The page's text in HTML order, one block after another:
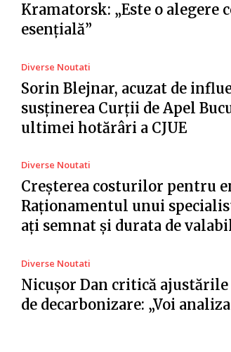
Kramatorsk: „Este o alegere
esențială”
Diverse Noutati
Sorin Blejnar, acuzat de
susținerea Curții de Apel
ultimei hotărâri a CJUE
Diverse Noutati
Creșterea costurilor pentru
Raționamentul unui
ați semnat și durata de
Diverse Noutati
Nicușor Dan critică ajustările
de decarbonizare: „Voi